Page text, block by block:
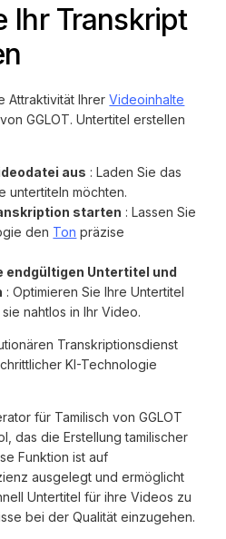
Ihr Transkript
Attraktivität IhrerVideoinhalte
GGLOT. Untertitel erstellen
aus : Laden Sie das
untertiteln möchten.
starten : Lassen Sie
den Ton präzise
endgültigen Untertitel und
: Optimieren Sie Ihre Untertitel
nahtlos in Ihr Video.
Transkriptionsdienst
KI-Technologie
für Tamilisch von GGLOT
das die Erstellung tamilischer
Funktion ist auf
ausgelegt und ermöglicht
Untertitel für ihre Videos zu
bei der Qualität einzugehen.